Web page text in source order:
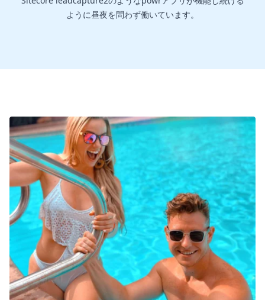
ように昼夜を問わず働いています。